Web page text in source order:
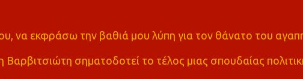
να εκφράσω την βαθιά μου λύπη για τον θάνατο του
σηματοδοτεί το τέλος μιας σπουδαίας